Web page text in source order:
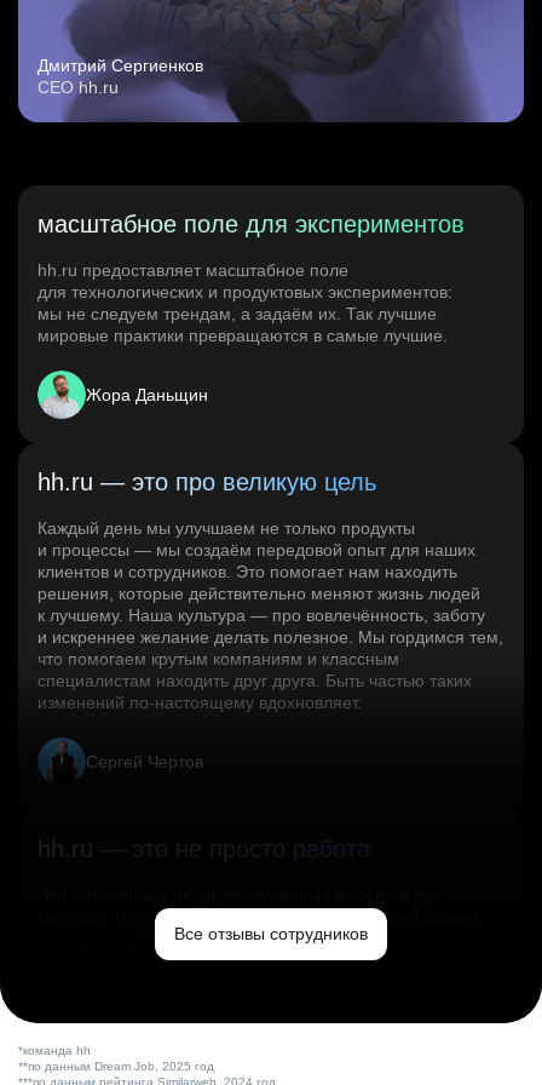
Дмитрий Сергиенков
CEO hh.ru
масштабное поле для экспериментов
hh.ru предоставляет масштабное поле
для технологических и продуктовых экспериментов:
мы не следуем трендам, а задаём их. Так лучшие
мировые практики превращаются в самые лучшие.
Жора Даньщин
hh.ru — это про великую цель
Каждый день мы улучшаем не только продукты
и процессы — мы создаём передовой опыт для наших
клиентов и сотрудников. Это помогает нам находить
решения, которые действительно меняют жизнь людей
к лучшему. Наша культура — про вовлечённость, заботу
и искреннее желание делать полезное. Мы гордимся тем,
что помогаем крутым компаниям и классным
специалистам находить друг друга. Быть частью таких
изменений по‑настоящему вдохновляет.
Сергей Чертов
hh.ru — это не просто работа
свободы. Мы помогаем миру и создаём лучший сервис
по поиску работы в стране.Все отзывы сотрудников
*команда hh
**по данным Dream Job, 2025 год
***по данным рейтинга Similarweb, 2024 год